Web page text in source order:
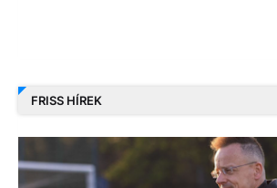
FRISS HÍREK